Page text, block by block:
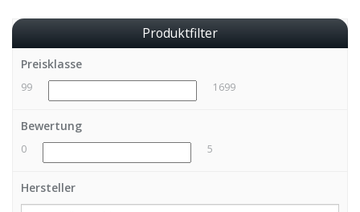
Produktfilter
Preisklasse
99 1699
Bewertung
0 5
Hersteller